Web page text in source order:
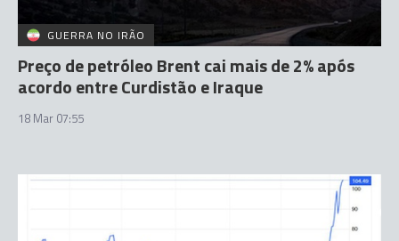
GUERRA NO IRÃO
Preço de petróleo Brent cai mais de 2% após
acordo entre Curdistão e Iraque
18 Mar 07:55